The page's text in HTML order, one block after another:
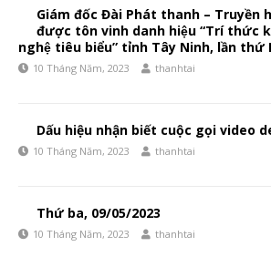
Giám đốc Đài Phát thanh – Truyền
được tôn vinh danh hiệu “Trí thức
nghệ tiêu biểu” tỉnh Tây Ninh, lần thứ I
10 Tháng Năm, 2023 thanhtai
Dấu hiệu nhận biết cuộc gọi video
10 Tháng Năm, 2023 thanhtai
Thứ ba, 09/05/2023
10 Tháng Năm, 2023 thanhtai